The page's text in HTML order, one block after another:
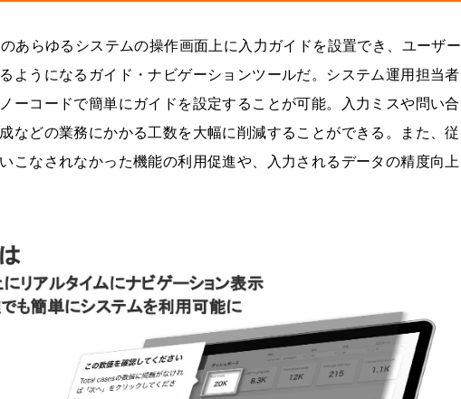
あらゆるシステムの操作画面上に入力ガイドを設置でき、ユーザー
ようになるガイド・ナビゲーションツールだ。システム運用担当者
ーコードで簡単にガイドを設定することが可能。入力ミスや問い合
などの業務にかかる工数を大幅に削減することができる。また、従
こなされなかった機能の利用促進や、入力されるデータの精度向上